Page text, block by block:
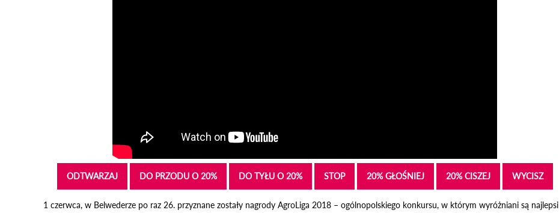
ODTWARZAJ DO PRZODU O 20% DO TYŁU O 20% STOP 20% GŁOŚNIEJ 20% CISZEJ WYCISZ
1 czerwca, w Belwederze po raz 26. przyznane zostały nagrody AgroLiga 2018 – ogólnopolskiego konkursu, w którym wyróżniani są najlepsi